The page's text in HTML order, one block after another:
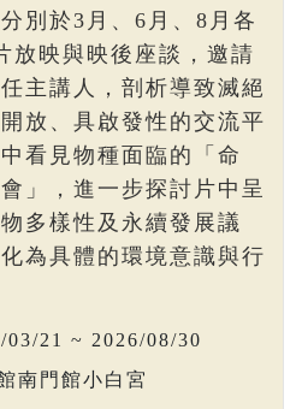
別於3月、6月、8月各
放映與映後座談，邀請
主講人，剖析導致滅絕
放、具啟發性的交流平
看見物種面臨的「命
」，進一步探討片中呈
多樣性及永續發展議
為具體的環境意識與行
03/21 ~ 2026/08/30
南門館小白宮